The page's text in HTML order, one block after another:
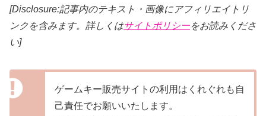
[Disclosure:記事内のテキスト・画像にアフィリエイトリ
ンクを含みます。詳しくはサイトポリシーをお読みくださ
い]
ゲームキー販売サイトの利用はくれぐれも自
己責任でお願いいたします。